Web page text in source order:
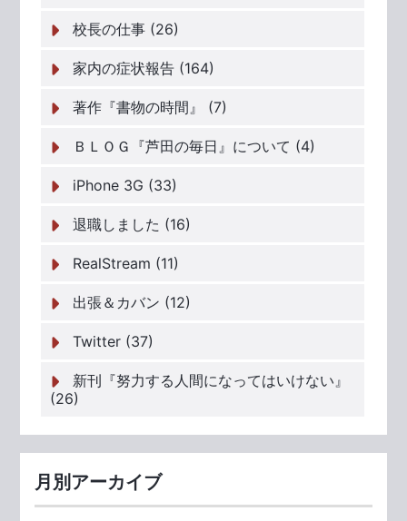
校長の仕事 (26)
家内の症状報告 (164)
著作『書物の時間』 (7)
ＢＬＯＧ『芦田の毎日』について (4)
iPhone 3G (33)
退職しました (16)
RealStream (11)
出張＆カバン (12)
Twitter (37)
新刊『努力する人間になってはいけない』
(26)
月別アーカイブ